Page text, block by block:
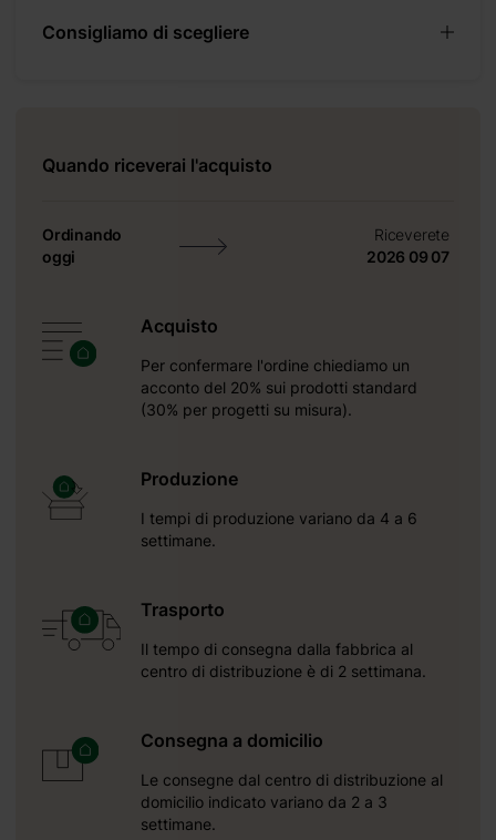
Consigliamo di scegliere
Quando riceverai l'acquisto
Ordinando
oggi
Riceverete
2026 09 07
Acquisto
Per confermare l'ordine chiediamo un
acconto del 20% sui prodotti standard
(30% per progetti su misura).
Produzione
I tempi di produzione variano da 4 a 6
settimane.
Trasporto
Il tempo di consegna dalla fabbrica al
centro di distribuzione è di 2 settimana.
Consegna a domicilio
Le consegne dal centro di distribuzione al
domicilio indicato variano da 2 a 3
settimane.
+ 0 €
+ 390 €
il design di
da adibire
puoi